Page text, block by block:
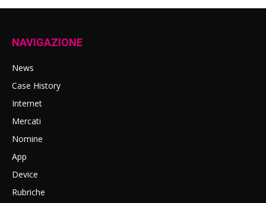
NAVIGAZIONE
News
Case History
Internet
Mercati
Nomine
App
Device
Rubriche